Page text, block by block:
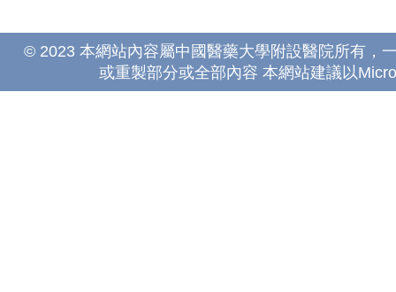
© 2023 本網站內容屬中國醫藥大學附設醫院所有，
或重製部分或全部內容 本網站建議以